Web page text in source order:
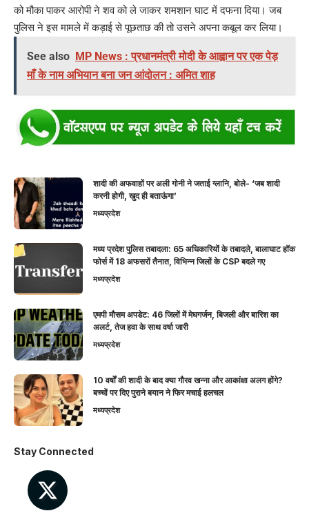
को मौका पाकर आरोपी ने शव को ले जाकर शमशान घाट में दफना दिया। जब
पुलिस ने इस मामले में कड़ाई से पूछताछ की तो उसने अपना कबूल कर लिया।
See also MP News : प्रधानमंत्री मोदी के आह्वान पर एक पेड़
माँ के नाम अभियान बना जन आंदोलन : अमित शाह
शादी की अफवाहों पर अली गोनी ने जताई ग्लानि, बोले- ‘जब शादी
करनी होगी, खुद ही बताऊंगा’
मध्यप्रदेश
मध्य प्रदेश पुलिस तबादला: 65 अधिकारियों के तबादले, बालाघाट हॉक
फोर्स में 18 अफसरों तैनात, विभिन्न जिलों के CSP बदले गए
मध्यप्रदेश
एमपी मौसम अपडेट: 46 जिलों में मेघगर्जन, बिजली और बारिश का
अलर्ट, तेज हवा के साथ वर्षा जारी
मध्यप्रदेश
10 वर्षों की शादी के बाद क्या गौरव खन्ना और आकांक्षा अलग होंगे?
बच्चों पर दिए पुराने बयान ने फिर मचाई हलचल
मध्यप्रदेश
Stay Connected